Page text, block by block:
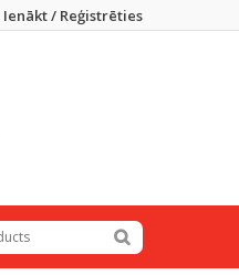
Ienākt / Reģistrēties